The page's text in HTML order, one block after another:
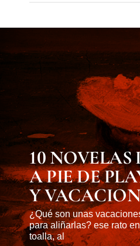
10 NOVELAS
A PIE DE
Y
¿Qué son unas
para aliñarlas? ese rato
toalla, al